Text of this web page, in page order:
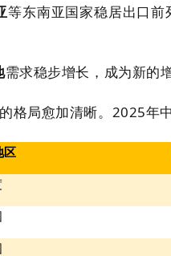
等东南亚国家稳居出口
需求稳步增长，成为新的增
格局愈加清晰。2025年
区